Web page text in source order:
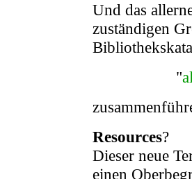
Und das
zuständigen
"
Resources?
Dieser neue
einen